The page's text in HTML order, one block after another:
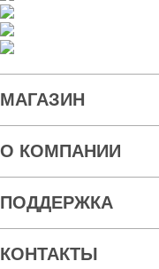
МАГАЗИН
О КОМПАНИИ
ПОДДЕРЖКА
КОНТАКТЫ